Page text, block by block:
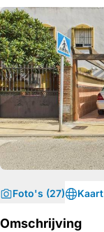
Foto's (27) Kaart
Omschrijving